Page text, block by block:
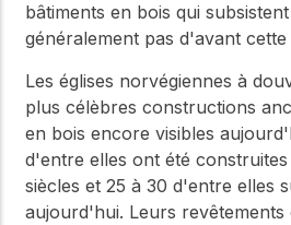
bâtiments en bois qui
généralement pas d'avant cette
Les églises norvégiennes à
plus célèbres constructions
en bois encore visibles
d'entre elles ont été construites
siècles et 25 à 30 d'entre elles
aujourd'hui. Leurs